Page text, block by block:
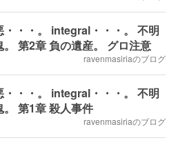
・・・。 integral・・・。 不明
。 第2章 負の遺産。 グロ注意
ravenmasiriaのブログ
・・・。 integral・・・。 不明
。 第1章 殺人事件
ravenmasiriaのブログ